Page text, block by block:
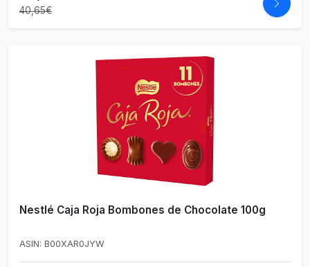
40,65€
Nestlé Caja Roja Bombones de Chocolate 100g
ASIN: B00XAR0JYW